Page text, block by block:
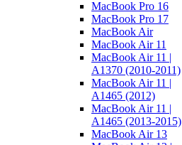
MacBook Pro 16
MacBook Pro 17
MacBook Air
MacBook Air 11
MacBook Air 11 |
A1370 (2010-2011)
MacBook Air 11 |
A1465 (2012)
MacBook Air 11 |
A1465 (2013-2015)
MacBook Air 13